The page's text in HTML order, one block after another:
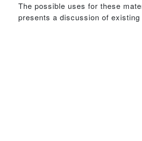
The possible uses for these
presents a discussion of